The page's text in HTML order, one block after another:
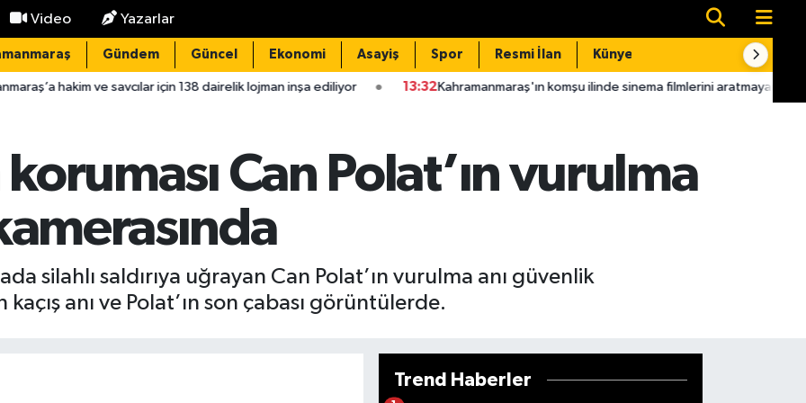
Video Yazarlar
Gündem Güncel Ekonomi Asayiş Spor Resmi İlan Künye
savcılar için 138 dairelik lojman inşa ediliyor 13:32Kahramanmaraş'ın komşu ilinde sinema filmlerini aratmayan olay kadın kılığına
koruması Can Polat’ın vurulma
silahlı saldırıya uğrayan Can Polat’ın vurulma anı güvenlik
kaçış anı ve Polat’ın son çabası görüntülerde.
Trend Haberler